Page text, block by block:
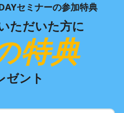
セミナーの参加特典
ただいた方に
特典
ゼント